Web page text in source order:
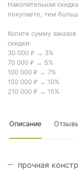
Накопительная
покупаете, тем
Копите сумму
скидки:
30 000 ₽ → 3%
70 000 ₽ → 5%
100 000 ₽ → 7%
150 000 ₽ → 10%
210 000 ₽ → 15%
Описание
прочная